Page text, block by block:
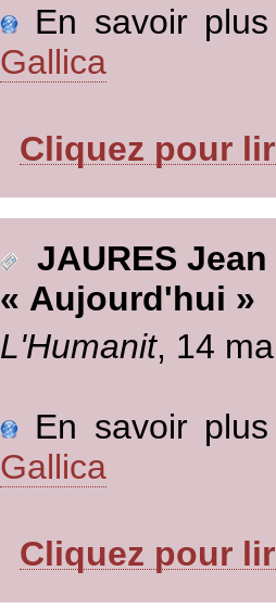
En savoir
Gallica
Cliquez pour
JAURES Jean
« Aujourd'hui »
L'Humanit, 14
En savoir
Gallica
Cliquez pour